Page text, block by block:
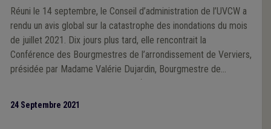
Réuni le 14 septembre, le Conseil d’administration de l’UVCW a
rendu un avis global sur la catastrophe des inondations du mois
de juillet 2021. Dix jours plus tard, elle rencontrait la
Conférence des Bourgmestres de l’arrondissement de Verviers,
présidée par Madame Valérie Dujardin, Bourgmestre de
Limbourg. Cet échange très riche (et les échanges
en force de proposition nourrie directement des réalités,
24 Septembre 2021